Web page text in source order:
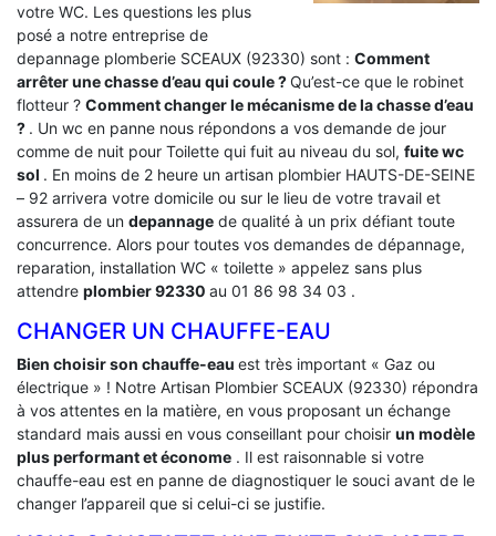
votre WC. Les questions les plus
posé a notre entreprise de
depannage plomberie SCEAUX (92330) sont : Comment
arrêter une chasse d’eau qui coule ?Qu’est-ce que le robinet
flotteur ? Comment changer le mécanisme de la chasse d’eau
? . Un wc en panne nous répondons a vos demande de jour
comme de nuit pour Toilette qui fuit au niveau du sol, fuite wc
sol . En moins de 2 heure un artisan plombier HAUTS-DE-SEINE
– 92 arrivera votre domicile ou sur le lieu de votre travail et
assurera de un depannage de qualité à un prix défiant toute
concurrence. Alors pour toutes vos demandes de dépannage,
reparation, installation WC « toilette » appelez sans plus
attendre plombier 92330 au 01 86 98 34 03 .
CHANGER UN CHAUFFE-EAU
Bien choisir son chauffe-eau est très important « Gaz ou
électrique » ! Notre Artisan Plombier SCEAUX (92330) répondra
à vos attentes en la matière, en vous proposant un échange
standard mais aussi en vous conseillant pour choisir un modèle
plus performant et économe . Il est raisonnable si votre
chauffe-eau est en panne de diagnostiquer le souci avant de le
changer l’appareil que si celui-ci se justifie.